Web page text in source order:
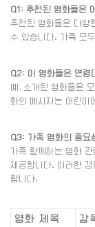
Q1: 추천된 영화들은
추천된 영화들은 다양
수 있습니다. 가족 모
Q2: 이 영화들은 연령
예, 소개된 영화들은
화의 메시지는 어린이
Q3: 가족 영화의 중요
가족 함께하는 영화
제공합니다. 이러한
합니다.
영화 제목 감